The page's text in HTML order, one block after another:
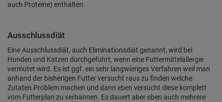
auch Proteine) enthalten.
Ausschlussdiät
Eine Ausschlussdiät, auch Eliminationsdiät genannt, wird bei
Hunden und Katzen durchgeführt, wenn eine Futtermittelallergie
vermutet wird. Es ist ggf. ein sehr langwieriges Verfahren weil man
anhand der bisherigen Futter versucht raus zu finden welche
Zutaten Problem machen und dann eben versucht diese komplett
vom Futterplan zu verbannen. Es dauert aber eben auch mehrere